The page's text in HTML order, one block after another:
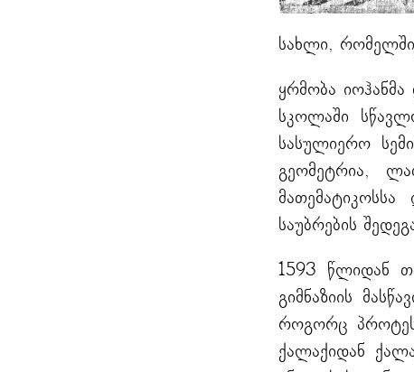
სახლი,
ყრმობა
სკოლაში
სასულიერო
გეომეტრია,
საუბრების
1593 წლიდან
გიმნაზიის
როგორც
ქალაქიდან